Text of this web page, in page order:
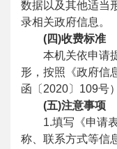
数据以及其他适当
录相关政府信息。
(四)收费标准
本机关依申请
形，按照《政府信
函〔2020〕109号
(五)注意事项
1.填写《申请
称、联系方式等信